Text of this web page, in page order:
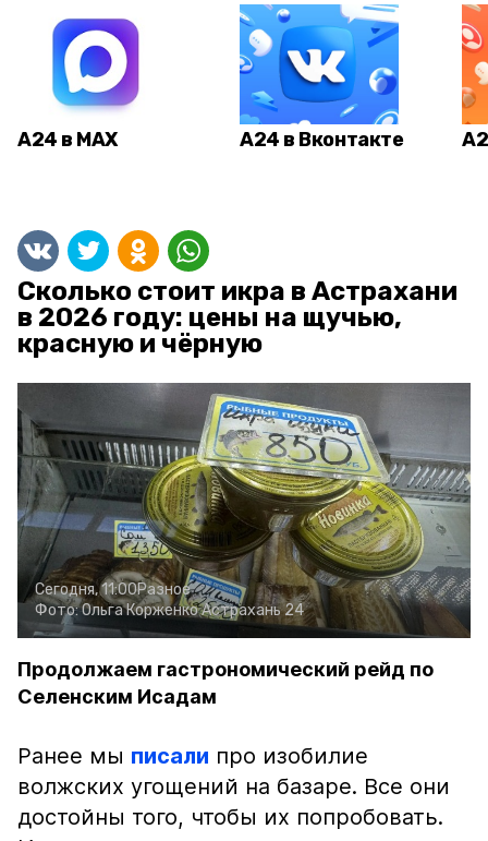
А24 в MAX А24 в Вконтакте
Сколько стоит икра в Астрахани
в 2026 году: цены на щучью,
красную и чёрную
Сегодня, 11:00Разное
Фото:Ольга КорженкоАстрахань 24
Продолжаем гастрономический рейд по
Селенским Исадам
Ранее мы писали про изобилие
волжских угощений на базаре. Все они
достойны того, чтобы их попробовать.